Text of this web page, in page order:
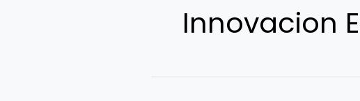
Innovacion